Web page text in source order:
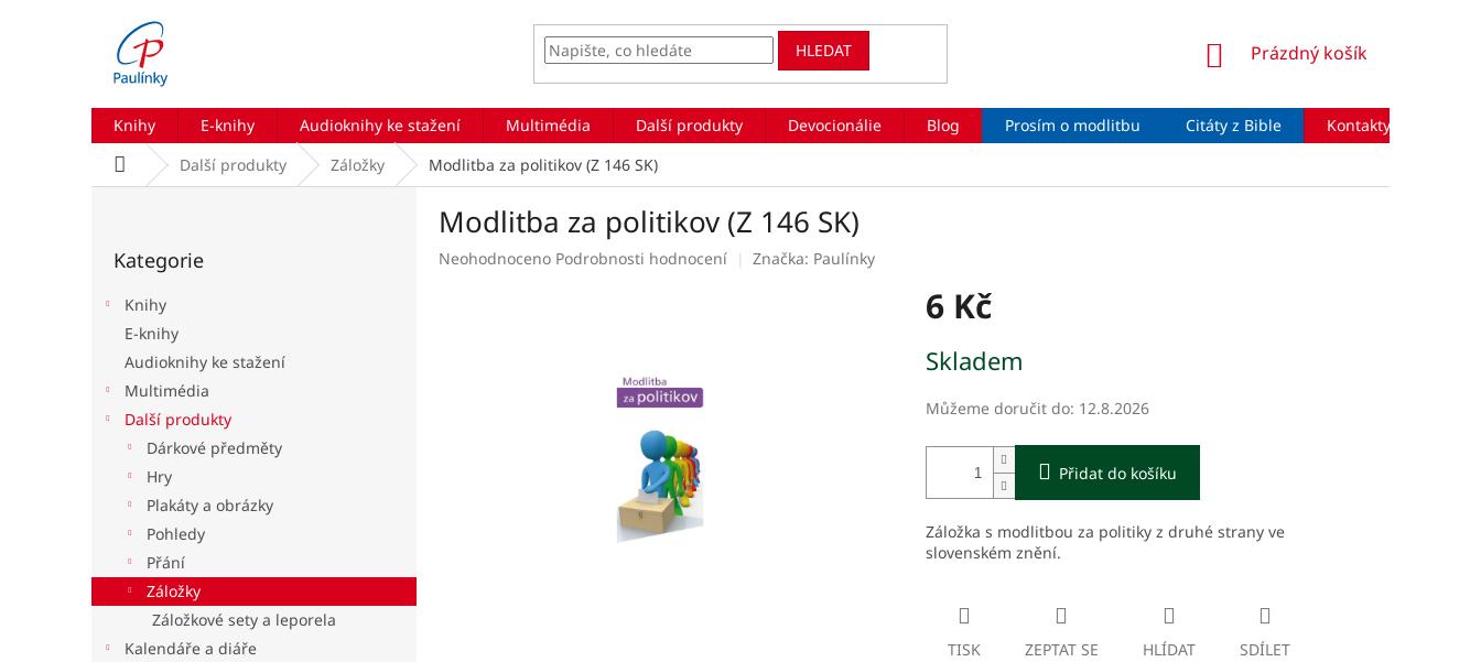
HLEDAT
NÁKUPNÍ
Prázdný košík
Knihy E-knihy Audioknihy ke stažení Multimédia Další produkty Devocionálie Blog Prosím o modlitbu Citáty z Bible Kontakty
Domů Další produkty Záložky Modlitba za politikov (Z 146 SK)
kategorie
Kategorie
Knihy
E-knihy
Audioknihy ke stažení
Multimédia
Další produkty
Dárkové předměty
Hry
Plakáty a obrázky
Pohledy
Přání
Záložky
Záložkové sety a leporela
Kalendáře a diáře
Modlitba za politikov (Z 146 SK)
Průměrné
Neohodnoceno Podrobnosti hodnocení Značka: Paulínky
6 Kč
cena:
Skladem
Můžeme doručit do: 12.8.2026
Přidat do košíku
Záložka s modlitbou za politiky z druhé strany ve
slovenském znění.
TISK ZEPTAT SE HLÍDAT SDÍLET